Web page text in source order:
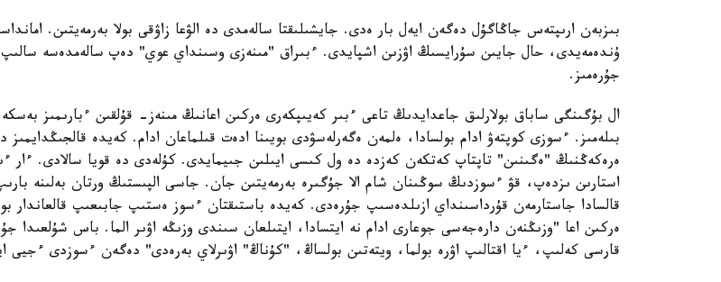
بىزبەن ارىپتەس جاڭاگۇل دەگەن ايەل بار ەدى. جايشىلىقتا سالەمدى دە الۋعا زاۋقى بولا بەرمەيتىن.
ۇندەمەيدى، حال جايىن سۇرايسىڭ اۋزىن اشپايدى. ءبىراق "مىنەزى وسىنداي عوي" دەپ سالەمدەسە سالىپ
جۇرەمىز.
ال بۇگىنگى ساباق بولارلىق جاعدايدىڭ تاعى ءبىر كەيىپكەرى ەركىن اعانىڭ مىنەز- قۇلقىن ءبارىمىز بەسكە
بىلەمىز. ءسوزى كوپتەۋ ادام بولسادا، ەلمەن ەگەرلەسۋدى بويىنا ادەت قىلماعان ادام. كەيدە قالجىڭدايمىز
ەرەكەڭنىڭ "ەگىنىن" تاپتاپ كەتكەن كەزدە دە ول كىسى ايىلىن جىيمايدى. كۇلەدى دە قويا سالادى. ءار
استارىن ىزدەپ، قۋ ءسوزدىڭ سوڭىنان شام الا جۇگىرە بەرمەيتىن جان. جاسى الپىستىڭ ورتان بەلىنە
قالسادا جاستارمەن قۇرداسىنداي ازىلدەسىپ جۇرەدى. كەيدە باستىقتان ءسوز ەستىپ جابىعىپ قالعاندار
ەركىن اعا "وزىڭنەن دارەجەسى جوعارى ادام نە ايتسادا، ايتىلعان سىندى وزىڭە اۋىر الما. باس شۇلعىدا
قارسى كەلىپ، ءيا اقتالىپ اۋرە بولما، ويتەتىن بولساڭ، "كۇناڭ" اۋىرلاي بەرەدى" دەگەن ءسوزدى ءجيى